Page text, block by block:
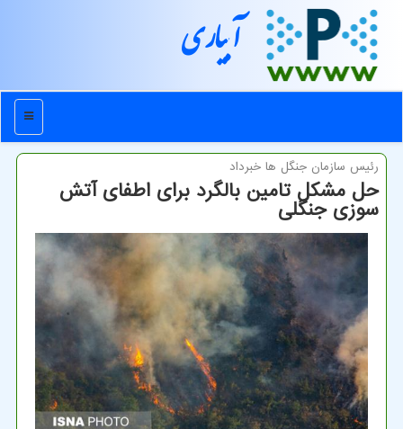
آبیاری
منو
رئیس سازمان جنگل ها خبرداد
حل مشكل تامین بالگرد برای اطفای آتش
سوزی جنگلی